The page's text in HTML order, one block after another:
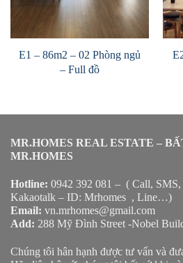
E1 – 86m2 – 02 Phòng ngủ
– Full đồ
MR.HOMES REAL ESTATE –
MR.HOMES
Hotline: 0942 392 081 – ( Call,
Kakaotalk – ID: Mrhomes , Line…)
Email: vn.mrhomes@gmail.com
Add: 288 Mỹ Đình Street -Nobel
Chúng tôi hân hạnh được tư vấn và